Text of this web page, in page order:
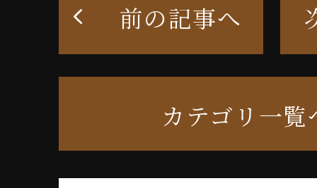
前の記事へ
カテゴリ一覧